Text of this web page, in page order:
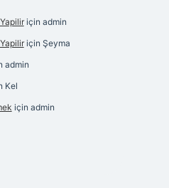
için admin
için Şeyma
admin
Kel
için admin